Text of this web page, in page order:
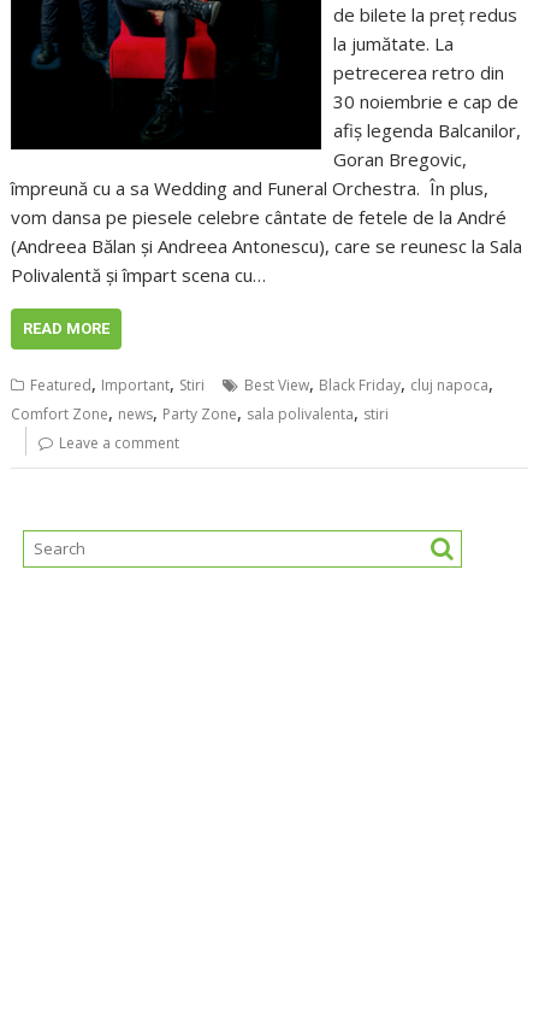
de bilete la preț redus
la jumătate. La
petrecerea retro din
30 noiembrie e cap de
afiș legenda Balcanilor,
Goran Bregovic,
împreună cu a sa Wedding and Funeral Orchestra. În plus,
vom dansa pe piesele celebre cântate de fetele de la André
(Andreea Bălan și Andreea Antonescu), care se reunesc la Sala
Polivalentă și împart scena cu…
READ MORE
Featured, Important, Stiri Best View, Black Friday, cluj napoca,
Comfort Zone, news, Party Zone, sala polivalenta, stiri
Leave a comment